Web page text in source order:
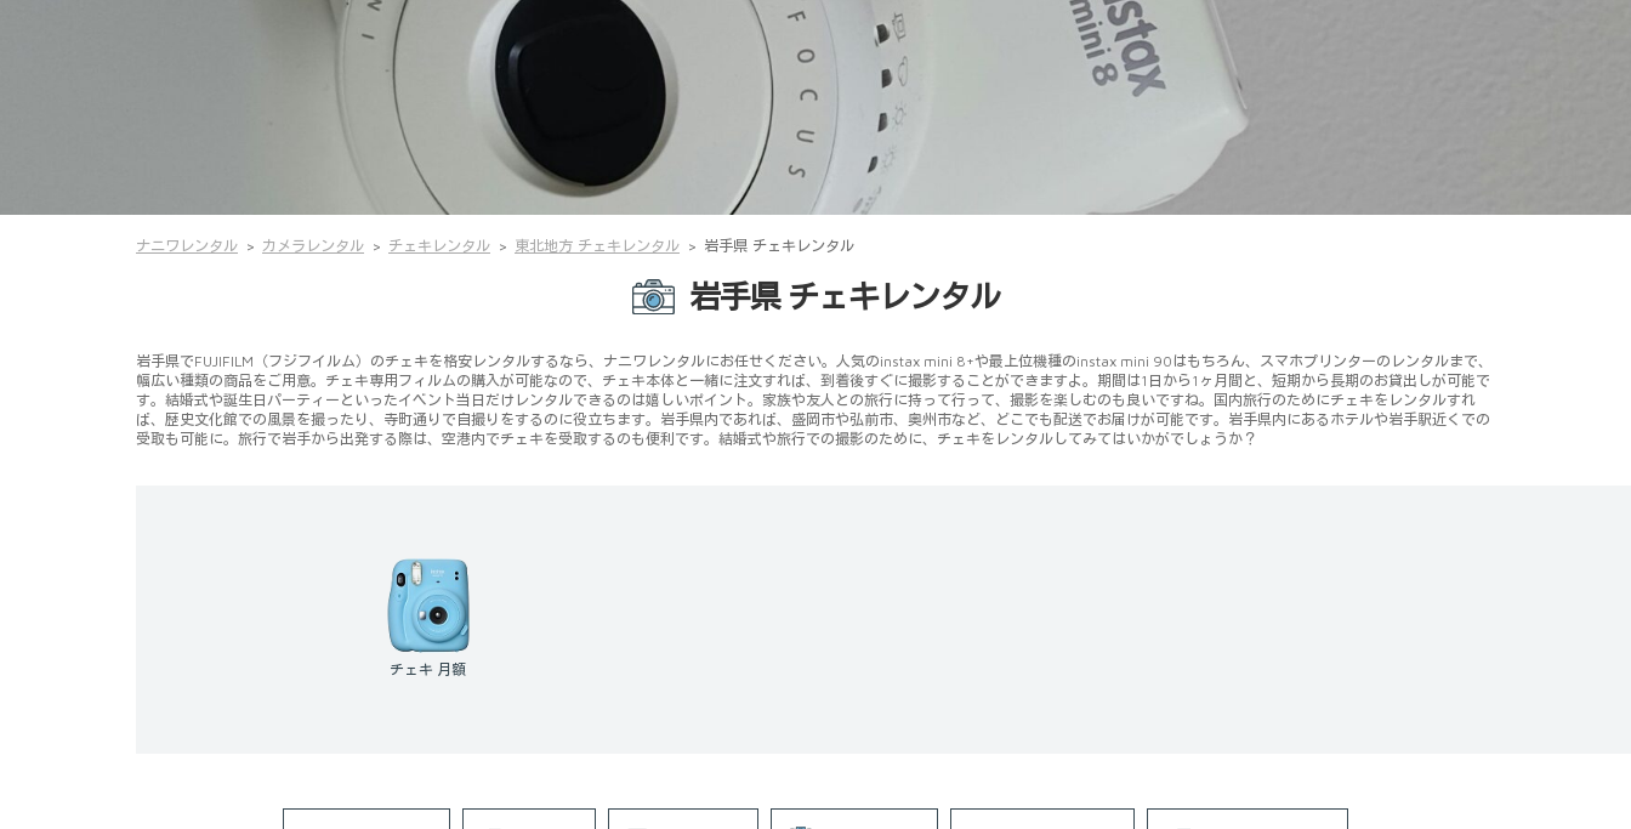
ナニワレンタル カメラレンタル チェキレンタル 東北地方 チェキレンタル 岩手県 チェキレンタル
岩手県 チェキレンタル
岩手県でFUJIFILM（フジフイルム）のチェキを格安レンタルするなら、ナニワレンタルにお任せください。人気のinstax mini 8+や最上位機種のinstax mini 90はもちろん、スマホプリンターのレンタルまで、
幅広い種類の商品をご用意。チェキ専用フィルムの購入が可能なので、チェキ本体と一緒に注文すれば、到着後すぐに撮影することができますよ。期間は1日から1ヶ月間と、短期から長期のお貸出しが可能で
す。結婚式や誕生日パーティーといったイベント当日だけレンタルできるのは嬉しいポイント。家族や友人との旅行に持って行って、撮影を楽しむのも良いですね。国内旅行のためにチェキをレンタルすれ
ば、歴史文化館での風景を撮ったり、寺町通りで自撮りをするのに役立ちます。岩手県内であれば、盛岡市や弘前市、奥州市など、どこでも配送でお届けが可能です。岩手県内にあるホテルや岩手駅近くでの
受取も可能に。旅行で岩手から出発する際は、空港内でチェキを受取するのも便利です。結婚式や旅行での撮影のために、チェキをレンタルしてみてはいかがでしょうか？
チェキ 月額